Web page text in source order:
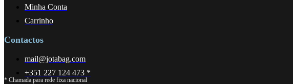
Minha Conta
Carrinho
Contactos
mail@jotabag.com
+351 227 124 473 *
* Chamada para rede fixa nacional